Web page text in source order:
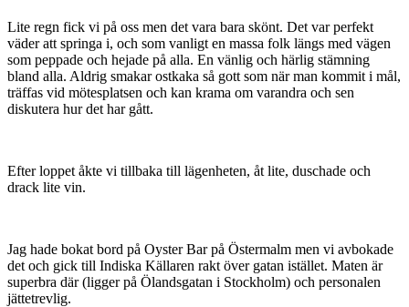
Lite regn fick vi på oss men det vara bara skönt. Det var perfekt
väder att springa i, och som vanligt en massa folk längs med vägen
som peppade och hejade på alla. En vänlig och härlig stämning
bland alla. Aldrig smakar ostkaka så gott som när man kommit i mål,
träffas vid mötesplatsen och kan krama om varandra och sen
diskutera hur det har gått.
Efter loppet åkte vi tillbaka till lägenheten, åt lite, duschade och
drack lite vin.
Jag hade bokat bord på Oyster Bar på Östermalm men vi avbokade
det och gick till Indiska Källaren rakt över gatan istället. Maten är
superbra där (ligger på Ölandsgatan i Stockholm) och personalen
jättetrevlig.